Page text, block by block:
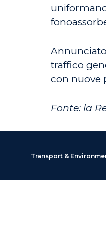
traffico
con nuove
Fonte: la
Transport &